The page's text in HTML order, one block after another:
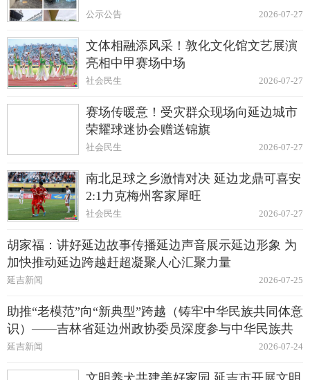
2026-07-27
公示公告
文体相融添风采！敦化文化馆文艺展演
亮相中甲赛场中场
2026-07-27
社会民生
赛场传暖意！受灾群众现场向延边城市
荣耀球迷协会赠送锦旗
2026-07-27
社会民生
南北足球之乡激情对决 延边龙鼎可喜安
2:1力克梅州客家犀旺
2026-07-27
社会民生
胡家福：讲好延边故事传播延边声音展示延边形象 为
加快推动延边跨越赶超凝聚人心汇聚力量
2026-07-25
延吉新闻
助推“老模范”向“新典型”跨越（铸牢中华民族共同体意
识）——吉林省延边州政协委员深度参与中华民族共
同体建设纪实
2026-07-24
延吉新闻